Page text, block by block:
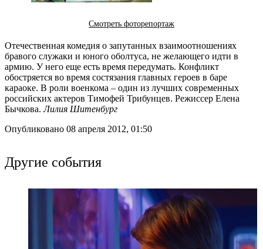
Смотреть фоторепортаж
Отечественная комедия о запутанных взаимоотношениях
бравого служаки и юного оболтуса, не желающего идти в
армию. У него еще есть время передумать. Конфликт
обостряется во время состязания главных героев в баре
караоке. В роли военкома – один из лучших современных
российских актеров Тимофей Трибунцев. Режиссер Елена
Бычкова.Лилия Шитенбург
Опубликовано 08 апреля 2012, 01:50
Другие события